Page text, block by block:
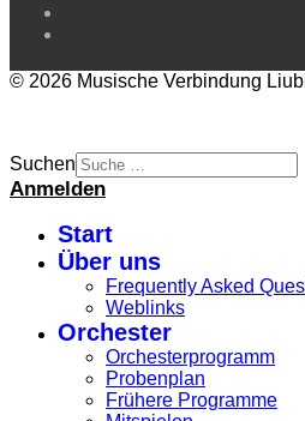
© 2026 Musische Verbindung
Suchen
Anmelden
Start
Über uns
Frequently Asked
Weblinks
Orchester
Orchesterprogramm
Probenplan
Frühere Programme